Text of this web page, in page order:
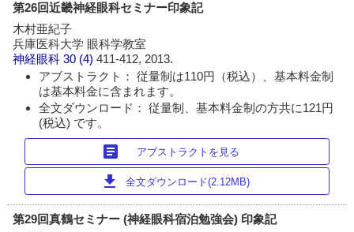
第26回近畿神経眼科セミナー印象記
木村亜紀子
兵庫医科大学 眼科学教室
神経眼科 30 (4)411-412, 2013.
アブストラクト： 従量制は110円（税込）、基本料金制
は基本料金に含まれます。
全文ダウンロード： 従量制、基本料金制の方共に121円
(税込) です。
article アブストラクトを見る
download 全文ダウンロード(2.12MB)
第29回真鶴セミナー (神経眼科宿泊勉強会) 印象記